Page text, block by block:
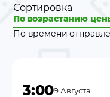
Сортировка
По возрастанию
По времени
3:009 Августа